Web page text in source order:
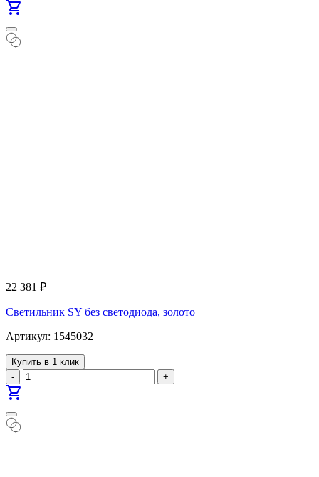
shopping_cart
22 381 ₽
Светильник SY без светодиода, золото
Артикул: 1545032
Купить в 1 клик
-
+
shopping_cart